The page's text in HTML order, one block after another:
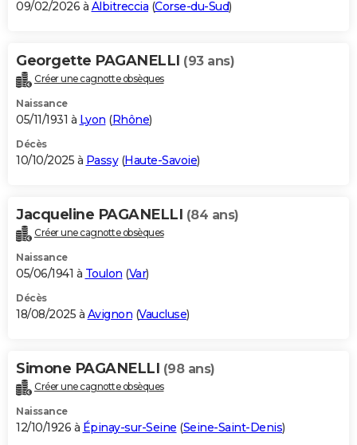
09/02/2026 à Albitreccia (Corse-du-Sud)
Georgette PAGANELLI (93 ans)
Créer une cagnotte obsèques
Naissance
05/11/1931 à Lyon (Rhône)
Décès
10/10/2025 à Passy(Haute-Savoie)
Jacqueline PAGANELLI (84 ans)
Créer une cagnotte obsèques
Naissance
05/06/1941 à Toulon (Var)
Décès
18/08/2025 à Avignon (Vaucluse)
Simone PAGANELLI (98 ans)
Créer une cagnotte obsèques
Naissance
12/10/1926 à Épinay-sur-Seine (Seine-Saint-Denis)